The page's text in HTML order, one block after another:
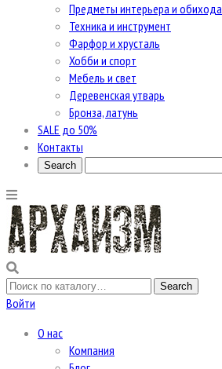
Предметы интерьера и обихода
Техника и инструмент
Фарфор и хрусталь
Хобби и спорт
Мебель и свет
Деревенская утварь
Бронза, латунь
SALE до 50%
Контакты
Войти
О нас
Компания